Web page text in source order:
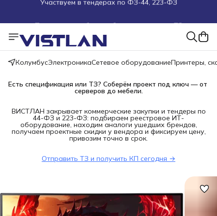
Пуско-наладочные работы
Пришлите запрос на e-mail или в чат
Более 100 000 позиций в наличии и под заказ
КолумбусЭлектроникаСетевое оборудованиеПринтеры,
Есть спецификация или ТЗ? Соберём проект под ключ — от
серверов до мебели.
ВИСТЛАН закрывает коммерческие закупки и тендеры по
44-ФЗ и 223-ФЗ: подбираем реестровое ИТ-
оборудование, находим аналоги ушедших брендов,
получаем проектные скидки у вендора и фиксируем цену,
привозим точно в срок.
Отправить ТЗ и получить КП сегодня →